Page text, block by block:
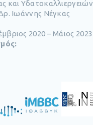
και Υδατοκαλλιεργειών
Ιωάννης Νέγκας
2020 – Μάιος 2023